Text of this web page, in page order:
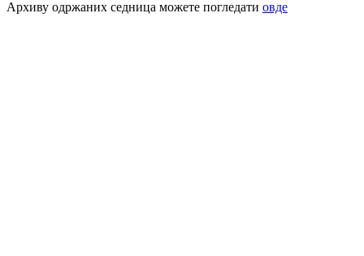
Архиву одржаних седница можете погледати овде